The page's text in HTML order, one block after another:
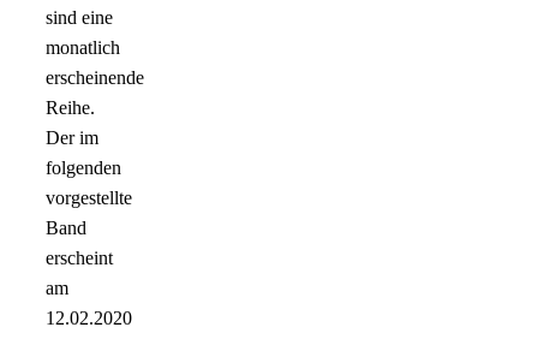
sind eine
monatlich
erscheinende
Reihe.
Der im
folgenden
vorgestellte
Band
erscheint
am
12.02.2020